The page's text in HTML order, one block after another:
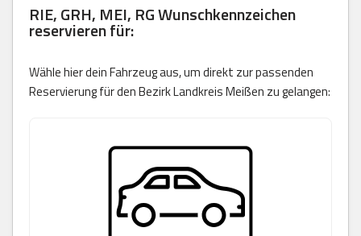
RIE, GRH, MEI, RG Wunschkennzeichen
reservieren für:
Wähle hier dein Fahrzeug aus, um direkt zur passenden
Reservierung für den Bezirk Landkreis Meißen zu gelangen: